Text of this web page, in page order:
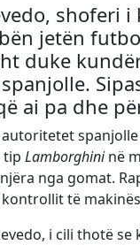
jetën
duke
ai pa dhe
tip Lamborghininë
nga gomat.
të
i cili thotë